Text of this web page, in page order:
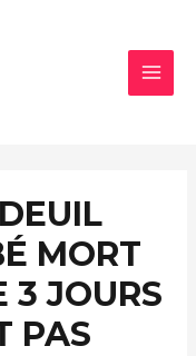
MORT
3 JOURS
PAS